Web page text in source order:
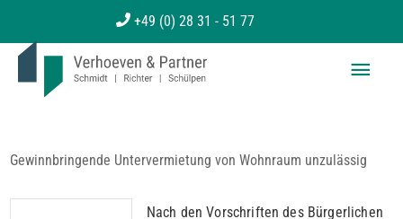
Inhalt
+49 (0) 28 31 - 51 77
Gewinnbringende Untervermietung von Wohnraum unzulässig
Nach den Vorschriften des Bürgerlichen